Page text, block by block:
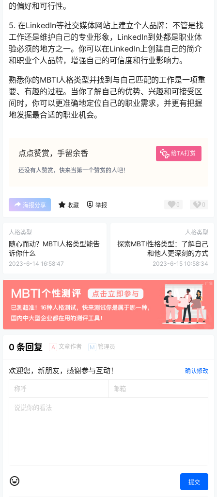
的偏好和可行性。
5. 在LinkedIn等社交媒体网站上建立个人品牌：不管是找
工作还是维护自己的专业形象，LinkedIn到处都是职业体
验必须的地方之一。你可以在LinkedIn上创建自己的简介
和职业个人品牌，增强自己的可信度和行业影响力。
熟悉你的MBTI人格类型并找到与自己匹配的工作是一项重
要、有趣的过程。当你了解自己的优势、兴趣和可接受区
间时，你可以更准确地定位自己的职业需求，并更有把握
地发掘最合适的职业机会。
点点赞赏，手留余香 给TA打赏
还没有人赞赏，快来当第一个赞赏的人吧！
海报分享 收藏 举报 0 0
人格类型
随心而动？MBTI人格类型能告
诉你什么
2023-6-14 16:58:47
人格类型
探索MBTI性格类型：了解自己
和他人更深刻的方式
2023-6-15 10:58:34
0 条回复 A 文章作者 M 管理员
欢迎您，新朋友，感谢参与互动！ 确认修改
提交